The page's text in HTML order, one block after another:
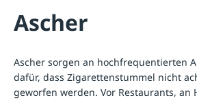
Ascher
Ascher sorgen an hochfrequentierten
dafür, dass Zigarettenstummel nicht
geworfen werden. Vor Restaurants, an